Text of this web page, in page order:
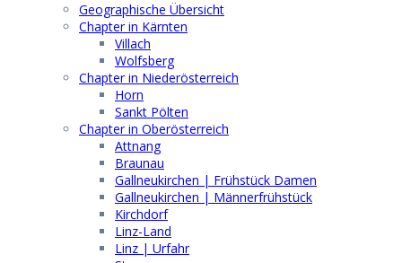
Geographische Übersicht
Chapter in Kärnten
Villach
Wolfsberg
Chapter in Niederösterreich
Horn
Sankt Pölten
Chapter in Oberösterreich
Attnang
Braunau
Gallneukirchen | Frühstück Damen
Gallneukirchen | Männerfrühstück
Kirchdorf
Linz-Land
Linz | Urfahr